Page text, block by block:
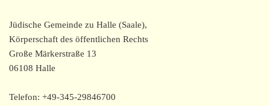
Jüdische Gemeinde zu Halle (Saale),
Körperschaft des öffentlichen Rechts
Große Märkerstraße 13
06108 Halle
Telefon: +49-345-29846700